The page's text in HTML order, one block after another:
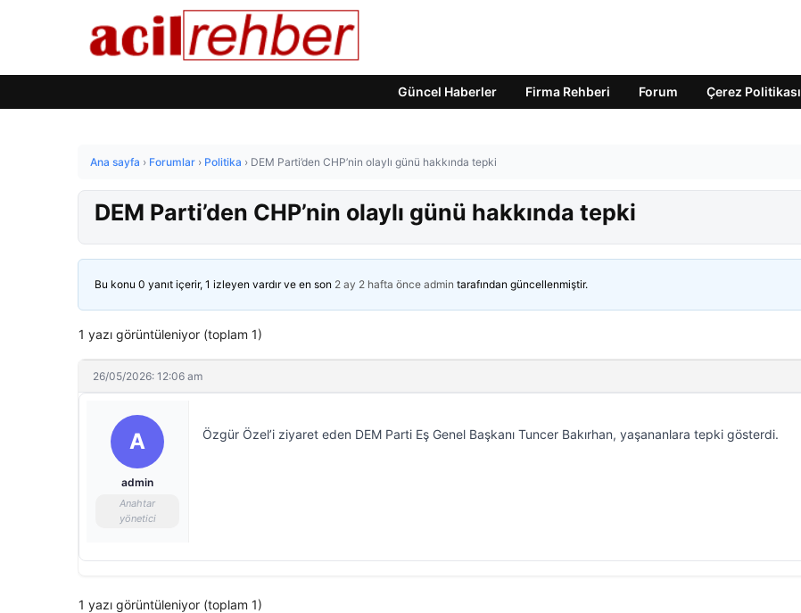
Güncel Haberler Firma Rehberi Forum Çerez Politikası
Ana sayfa › Forumlar › Politika › DEM Parti’den CHP’nin olaylı günü hakkında tepki
DEM Parti’den CHP’nin olaylı günü hakkında tepki
Bu konu 0 yanıt içerir, 1 izleyen vardır ve en son 2 ay 2 hafta önce admin tarafından güncellenmiştir.
1 yazı görüntüleniyor (toplam 1)
26/05/2026: 12:06 am
A
admin
Anahtar
yönetici
Özgür Özel’i ziyaret eden DEM Parti Eş Genel Başkanı Tuncer Bakırhan, yaşananlara tepki gösterdi.
1 yazı görüntüleniyor (toplam 1)